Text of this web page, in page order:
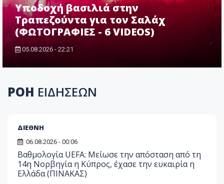
Υποδοχή βασιλιά στην
Τραπεζούντα για τον Σαλάχ
(ΦΩΤΟΓΡΑΦΙΕΣ - 6 VIDEOS)
05.08.2026 - 22:21
ΡΟΗ ΕΙΔΗΣΕΩΝ
ΔΙΕΘΝΗ
06.08.2026 - 00:06
Βαθμολογία UEFA: Μείωσε την απόσταση από τη
14η Νορβηγία η Κύπρος, έχασε την ευκαιρία η
Ελλάδα (ΠΙΝΑΚΑΣ)